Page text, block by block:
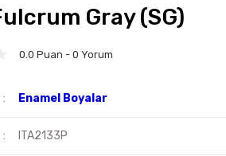
Gray (SG)
0.0 Puan - 0 Yorum
Enamel Boyalar
ITA2133P